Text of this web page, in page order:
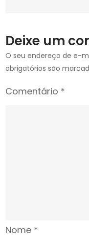
Deixe um
O seu endereço de e-
obrigatórios são
Comentário *
Nome *